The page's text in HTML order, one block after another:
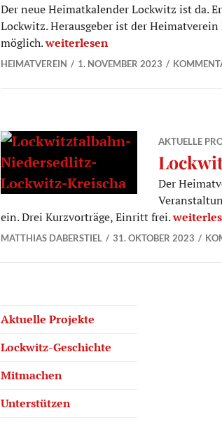
Der neue Heimatkalender Lockwitz ist da.
Lockwitz. Herausgeber ist der
möglich.Der Heimatkalender 2024 ist da
weiterlesen
HEIMATVEREIN 1. NOVEMBER 2023
AKTUELLE
Der
ein. Drei Kurzvorträge, Einritt frei.
MATTHIAS DABERSTIEL 31. OKTOBER 2023
Aktuelle Projekte
Lockwitz-Geschichte
Mitmachen
Unterstützen